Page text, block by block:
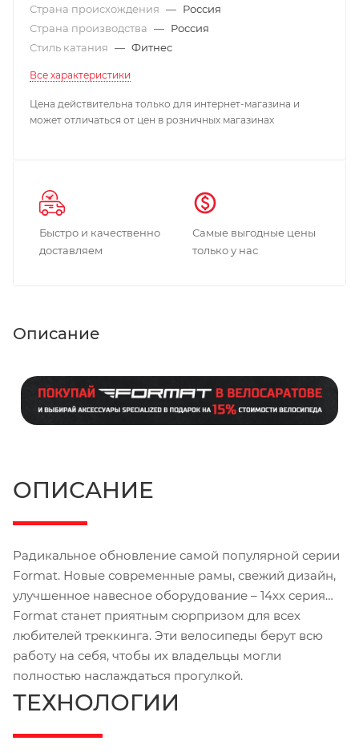
Страна происхождения — Россия
Страна производства — Россия
Стиль катания — Фитнес
Все характеристики
Цена действительна только для интернет-магазина и
может отличаться от цен в розничных магазинах
Быстро и качественно
доставляем
Самые выгодные цены
только у нас
Описание
ОПИСАНИЕ
Радикальное обновление самой популярной серии
Format. Новые современные рамы, свежий дизайн,
улучшенное навесное оборудование – 14хх серия
Format станет приятным сюрпризом для всех
любителей треккинга. Эти велосипеды берут всю
работу на себя, чтобы их владельцы могли
полностью наслаждаться прогулкой.
ТЕХНОЛОГИИ